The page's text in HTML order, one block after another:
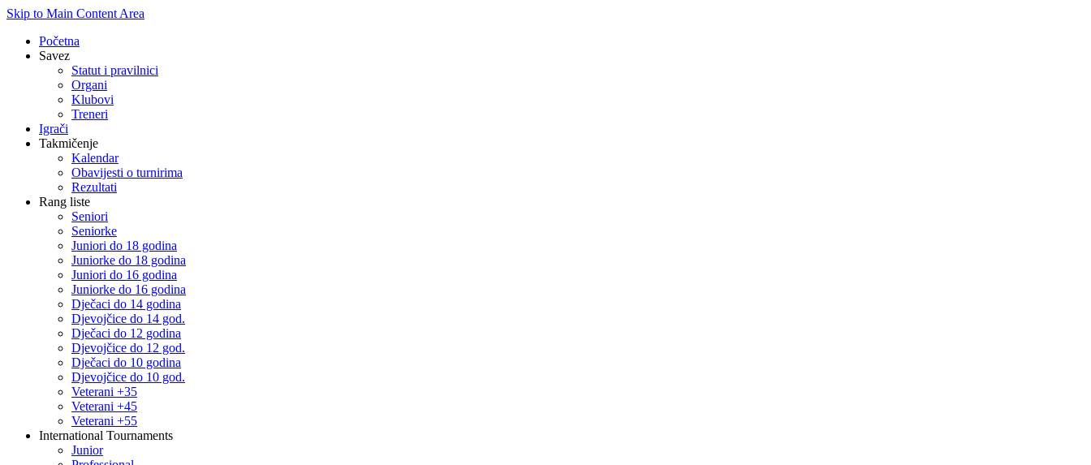
Skip to Main Content Area
Početna
Savez
Statut i pravilnici
Organi
Klubovi
Treneri
Igrači
Takmičenje
Kalendar
Obavijesti o turnirima
Rezultati
Rang liste
Seniori
Seniorke
Juniori do 18 godina
Juniorke do 18 godina
Juniori do 16 godina
Juniorke do 16 godina
Dječaci do 14 godina
Djevojčice do 14 god.
Dječaci do 12 godina
Djevojčice do 12 god.
Dječaci do 10 godina
Djevojčice do 10 god.
Veterani +35
Veterani +45
Veterani +55
International Tournaments
Junior